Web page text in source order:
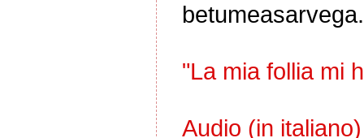
"La mia follia mi
Audio (in